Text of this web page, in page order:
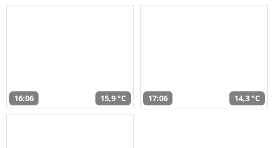
16:06 15,9 °C 17:06 14,3 °C